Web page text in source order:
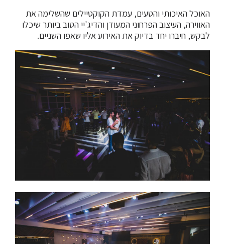
האוכל האיכותי והטעים, עמדת הקוקטיילים שהשלימה את
האווירה, העיצוב הפרחוני המעודן והדיג'יי הטוב ביותר שיכלו
לבקש, חיברו יחד בדיוק את האירוע אליו שאפו השניים.